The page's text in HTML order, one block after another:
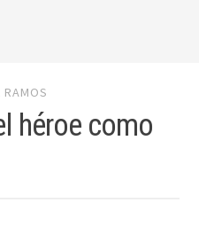
RAMOS
héroe como